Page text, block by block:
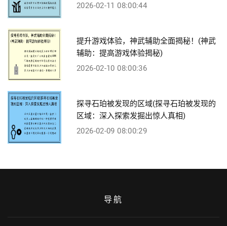
2026-02-11 08:00:44
提升游戏体验，神武辅助全面揭秘！(神武
辅助：提高游戏体验揭秘)
2026-02-10 08:00:36
探寻石珀被发现的区域(探寻石珀被发现的
区域：深入探索发掘出惊人真相)
2026-02-09 08:00:29
导航